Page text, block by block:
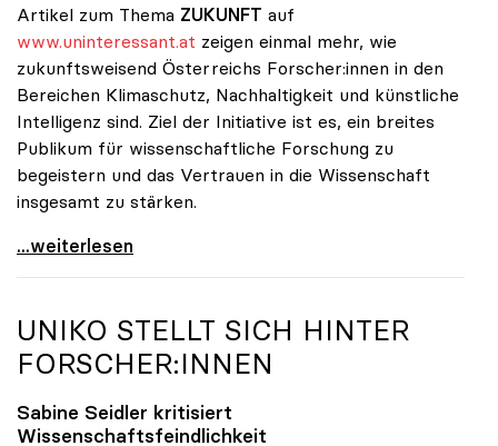
Artikel zum Thema ZUKUNFT auf
www.uninteressant.at zeigen einmal mehr, wie
zukunftsweisend Österreichs Forscher:innen in den
Bereichen Klimaschutz, Nachhaltigkeit und künstliche
Intelligenz sind. Ziel der Initiative ist es, ein breites
Publikum für wissenschaftliche Forschung zu
begeistern und das Vertrauen in die Wissenschaft
insgesamt zu stärken.
Alles außer UNInteressant: So viel Wissenschaft
...weiterlesen
UNIKO STELLT SICH HINTER
FORSCHER:INNEN
Sabine Seidler kritisiert
Wissenschaftsfeindlichkeit